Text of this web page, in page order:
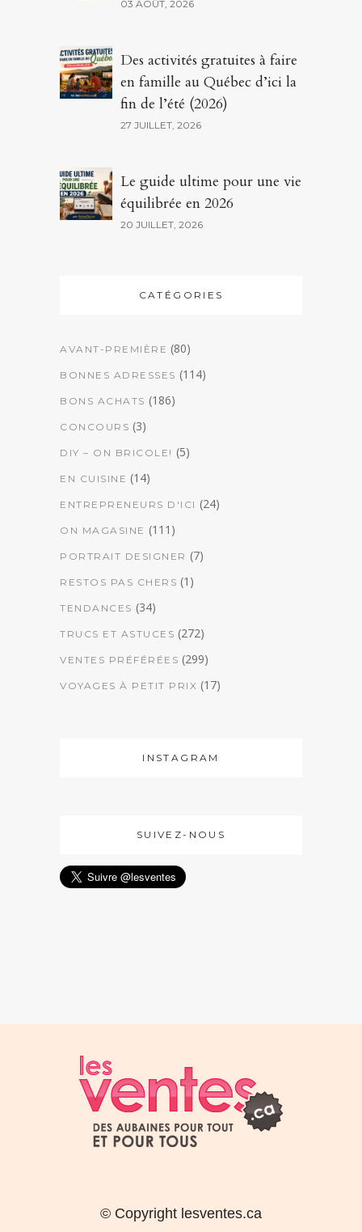
03 AOÛT, 2026
Des activités gratuites à faire
en famille au Québec d’ici la
fin de l’été (2026)
27 JUILLET, 2026
Le guide ultime pour une vie
équilibrée en 2026
20 JUILLET, 2026
CATÉGORIES
AVANT-PREMIÈRE (80)
BONNES ADRESSES (114)
BONS ACHATS (186)
CONCOURS (3)
DIY – ON BRICOLE! (5)
EN CUISINE (14)
ENTREPRENEURS D'ICI (24)
ON MAGASINE (111)
PORTRAIT DESIGNER (7)
RESTOS PAS CHERS (1)
TENDANCES (34)
TRUCS ET ASTUCES (272)
VENTES PRÉFÉRÉES (299)
VOYAGES À PETIT PRIX (17)
INSTAGRAM
SUIVEZ-NOUS
© Copyright lesventes.ca